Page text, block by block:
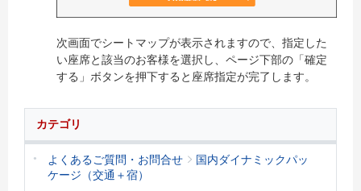
次画面でシートマップが表示されますので、指定した
い座席と該当のお客様を選択し、ページ下部の「確定
する」ボタンを押下すると座席指定が完了します。
カテゴリ
よくあるご質問・お問合せ
国内ダイナミックパッ
ケージ（交通＋宿）